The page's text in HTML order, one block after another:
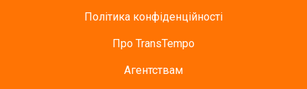
Політика конфіденційності
Про TransTempo
Агентствам